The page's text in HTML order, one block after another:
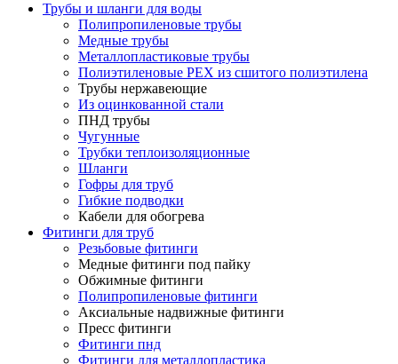
Трубы и шланги для воды
Полипропиленовые трубы
Медные трубы
Металлопластиковые трубы
Полиэтиленовые PEX из сшитого полиэтилена
Трубы нержавеющие
Из оцинкованной стали
ПНД трубы
Чугунные
Трубки теплоизоляционные
Шланги
Гофры для труб
Гибкие подводки
Кабели для обогрева
Фитинги для труб
Резьбовые фитинги
Медные фитинги под пайку
Обжимные фитинги
Полипропиленовые фитинги
Аксиальные надвижные фитинги
Пресс фитинги
Фитинги пнд
Фитинги для металлопластика